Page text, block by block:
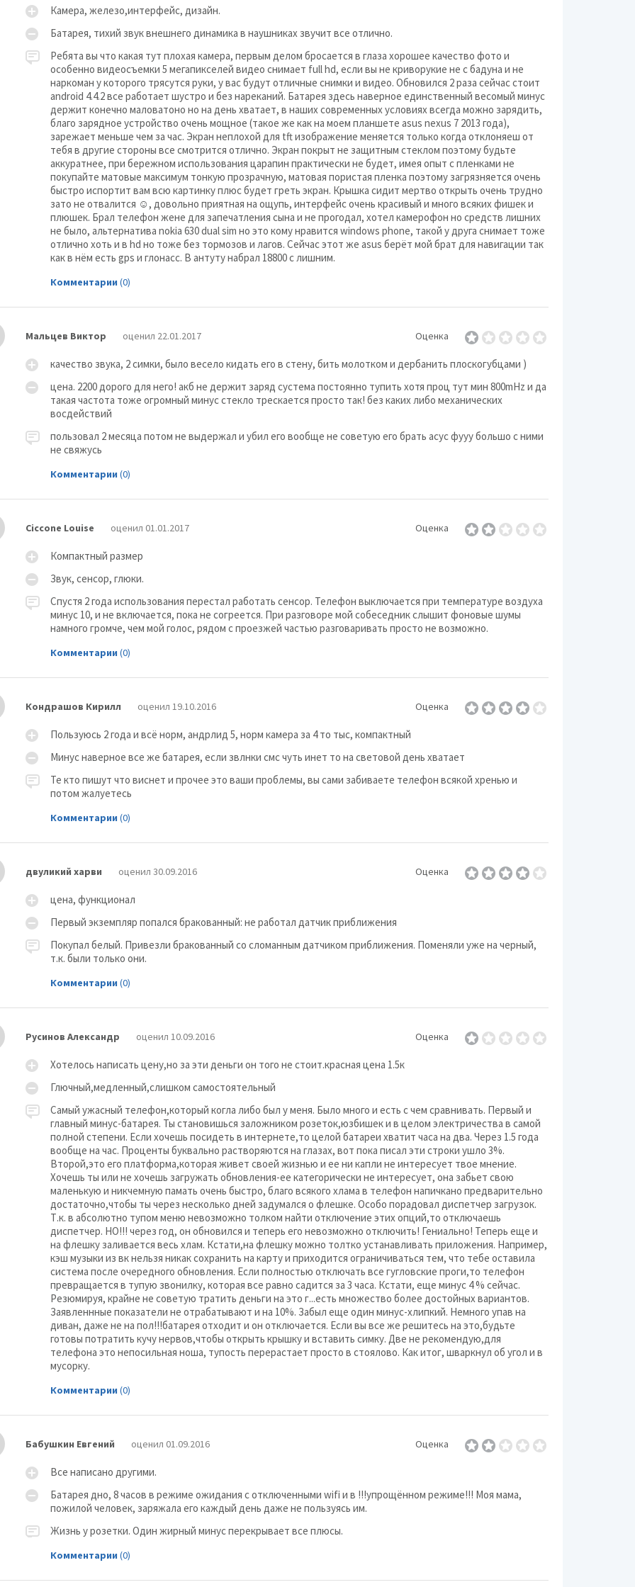
приближения
информация
Камера, железо,интерфейс, дизайн.
Батарея, тихий звук внешнего динамика в наушниках звучит все отлично.
Ребята вы что какая тут плохая камера, первым делом бросается в глаза хорошее качество фото и
особенно видеосъемки 5 мегапикселей видео снимает full hd, если вы не криворукие не с бадуна и не
наркоман у которого трясутся руки, у вас будут отличные снимки и видео. Обновился 2 раза сейчас стоит
android 4.4.2 все работает шустро и без нареканий. Батарея здесь наверное единственный весомый минус
держит конечно маловатоно но на день хватает, в наших современных условиях всегда можно зарядить,
благо зарядное устройство очень мощное (такое же как на моем планшете asus nexus 7 2013 года),
зарежает меньше чем за час. Экран неплохой для tft изображение меняется только когда отклоняеш от
тебя в другие стороны все смотрится отлично. Экран покрыт не защитным стеклом поэтому будьте
аккуратнее, при бережном использования царапин практически не будет, имея опыт с пленками не
покупайте матовые максимум тонкую прозрачную, матовая пористая пленка поэтому загрязняется очень
быстро испортит вам всю картинку плюс будет греть экран. Крышка сидит мертво открыть очень трудно
зато не отвалится ☺, довольно приятная на ощупь, интерфейс очень красивый и много всяких фишек и
плюшек. Брал телефон жене для запечатления сына и не прогодал, хотел камерофон но средств лишних
не было, альтернатива nokia 630 dual sim но это кому нравится windows phone, такой у друга снимает тоже
отлично хоть и в hd но тоже без тормозов и лагов. Сейчас этот же asus берёт мой брат для навигации так
как в нём есть gps и глонасс. В антуту набрал 18800 с лишним.
Комментарии (0)
Мальцев Виктор оценил 22.01.2017 Оценка
качество звука, 2 симки, было весело кидать его в стену, бить молотком и дербанить плоскогубцами )
цена. 2200 дорого для него! акб не держит заряд сустема постоянно тупить хотя проц тут мин 800mHz и да
такая частота тоже огромный минус стекло трескается просто так! без каких либо механических
восдействий
пользовал 2 месяца потом не выдержал и убил его вообще не советую его брать асус фууу большо с ними
не свяжусь
Комментарии (0)
Ciccone Louise оценил 01.01.2017 Оценка
Компактный размер
Звук, сенсор, глюки.
Спустя 2 года использования перестал работать сенсор. Телефон выключается при температуре воздуха
минус 10, и не включается, пока не согреется. При разговоре мой собеседник слышит фоновые шумы
намного громче, чем мой голос, рядом с проезжей частью разговаривать просто не возможно.
Комментарии (0)
Кондрашов Кирилл оценил 19.10.2016 Оценка
Пользуюсь 2 года и всё норм, андрлид 5, норм камера за 4 то тыс, компактный
Минус наверное все же батарея, если звлнки смс чуть инет то на световой день хватает
Те кто пишут что виснет и прочее это ваши проблемы, вы сами забиваете телефон всякой хренью и
потом жалуетесь
Комментарии (0)
двуликий харви оценил 30.09.2016 Оценка
цена, функционал
Первый экземпляр попался бракованный: не работал датчик приближения
Покупал белый. Привезли бракованный со сломанным датчиком приближения. Поменяли уже на черный,
т.к. были только они.
Комментарии (0)
Русинов Александр оценил 10.09.2016 Оценка
Хотелось написать цену,но за эти деньги он того не стоит.красная цена 1.5к
Глючный,медленный,слишком самостоятельный
Самый ужасный телефон,который когла либо был у меня. Было много и есть с чем сравнивать. Первый и
главный минус-батарея. Ты становишься заложником розеток,юзбишек и в целом электричества в самой
полной степени. Если хочешь посидеть в интернете,то целой батареи хватит часа на два. Через 1.5 года
вообще на час. Проценты буквально растворяются на глазах, вот пока писал эти строки ушло 3%.
Второй,это его платформа,которая живет своей жизнью и ее ни капли не интересует твое мнение.
Хочешь ты или не хочешь загружать обновления-ее категорически не интересует, она забьет свою
маленькую и никчемную памать очень быстро, благо всякого хлама в телефон напичкано предварительно
достаточно,чтобы ты через несколько дней задумался о флешке. Особо порадовал диспетчер загрузок.
Т.к. в абсолютно тупом меню невозможно толком найти отключение этих опций,то отключаешь
диспетчер. НО!!! через год, он обновился и теперь его невозможно отключить! Гениально! Теперь еще и
на флешку заливается весь хлам. Кстати,на флешку можно толтко устанавливать приложения. Например,
кэш музыки из вк нельзя никак сохранить на карту и приходится ограничиваться тем, что тебе оставила
система после очередного обновления. Если полностью отключать все гугловские проги,то телефон
превращается в тупую звонилку, которая все равно садится за 3 часа. Кстати, еще минус 4 % сейчас.
Резюмируя, крайне не советую тратить деньги на это г...есть множество более достойных вариантов.
Заявленнные показатели не отрабатывают и на 10%. Забыл еще один минус-хлипкий. Немного упав на
диван, даже не на пол!!!батарея отходит и он отключается. Если вы все же решитесь на это,будьте
готовы потратить кучу нервов,чтобы открыть крышку и вставить симку. Две не рекомендую,для
телефона это непосильная ноша, тупость перерастает просто в стоялово. Как итог, шваркнул об угол и в
мусорку.
Комментарии (0)
Бабушкин Евгений оценил 01.09.2016 Оценка
Все написано другими.
Батарея дно, 8 часов в режиме ожидания с отключенными wifi и в !!!упрощённом режиме!!! Моя мама,
пожилой человек, заряжала его каждый день даже не пользуясь им.
Жизнь у розетки. Один жирный минус перекрывает все плюсы.
Комментарии (0)
ASUS ZenFone 2 ZE551ML 32Gb Ram 4Gb